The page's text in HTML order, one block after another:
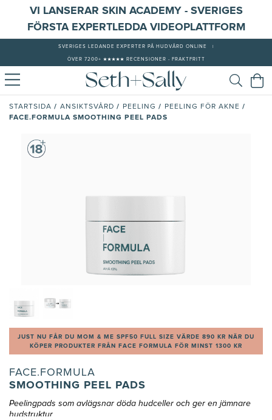
VI LANSERAR SKIN ACADEMY - SVERIGES
FÖRSTA EXPERTLEDDA VIDEOPLATTFORM
SVERIGES LEDANDE EXPERTER PÅ HUDVÅRD ONLINE
ÖVER 7200+ ★★★★★ RECENSIONER - FRAKTFRITT
STARTSIDA / ANSIKTSVÅRD / PEELING / PEELING FÖR AKNE /
FACE.FORMULA SMOOTHING PEEL PADS
JUST NU FÅR DU MOM & ME SPF50 FULL SIZE VÄRDE 890 KR NÄR DU
KÖPER PRODUKTER FRÅN FACE FORMULA FÖR MINST 1300 KR
FACE.FORMULA
SMOOTHING PEEL PADS
Peelingpads som avlägsnar döda hudceller och ger en jämnare
hudstruktur